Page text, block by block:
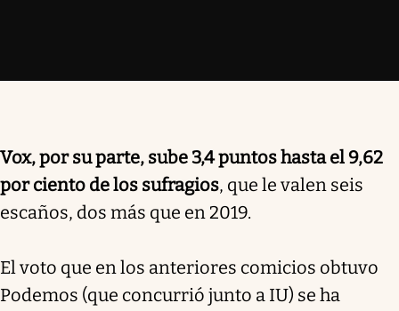
Vox, por su parte, sube 3,4 puntos hasta el 9,62
por ciento de los sufragios, que le valen seis
escaños, dos más que en 2019.
El voto que en los anteriores comicios obtuvo
Podemos (que concurrió junto a IU) se ha